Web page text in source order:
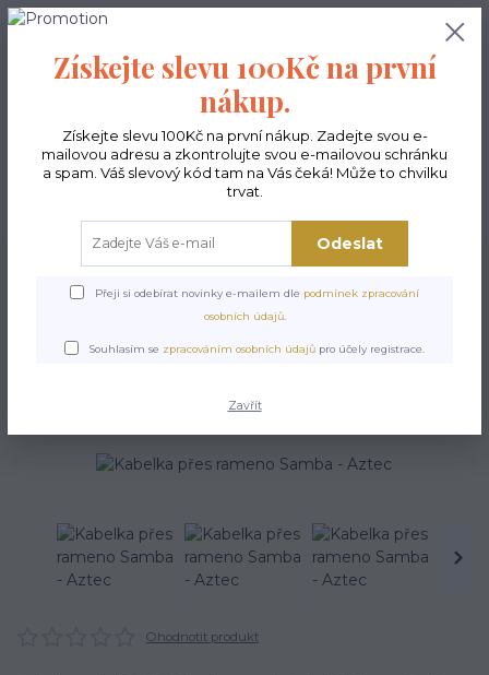
0,00 Kč
Kabelky ekologické Kabelky malé
Kabelka přes rameno Samba
Ohodnotit produkt
Získejte slevu 100Kč na první
nákup.
Získejte slevu 100Kč na první nákup. Zadejte svou e-
mailovou adresu a zkontrolujte svou e-mailovou schránku
a spam. Váš slevový kód tam na Vás čeká! Může to chvilku
trvat.
Odeslat
Přeji si odebírat novinky e-mailem dle podmínek zpracování
osobních údajů.
Souhlasím se zpracováním osobních údajů pro účely registrace.
Zavřít